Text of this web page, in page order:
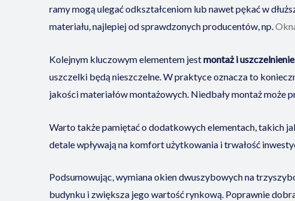
ramy mogą ulegać odkształceniom lub nawet pękać w
materiału, najlepiej od sprawdzonych producentów, np.
Kolejnym kluczowym elementem jestmontaż i uszczelnienie
uszczelki będą nieszczelne. W praktyce oznacza to
jakości materiałów montażowych. Niedbały montaż
Warto także pamiętać o dodatkowych elementach, takich
detale wpływają na komfort użytkowania i trwałość
Podsumowując, wymiana okien dwuszybowych na
budynku i zwiększa jego wartość rynkową. Poprawnie